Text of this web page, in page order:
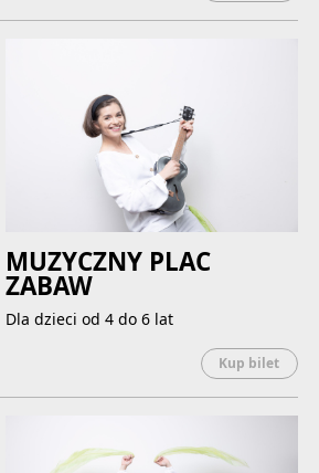
MUZYCZNY PLAC
ZABAW
Dla dzieci od 4 do 6 lat
Kup bilet